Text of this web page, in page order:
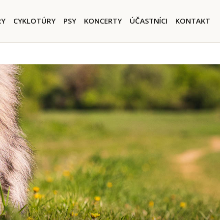
CYKLOTÚRY PSY KONCERTY ÚČASTNÍCI KONTAKT